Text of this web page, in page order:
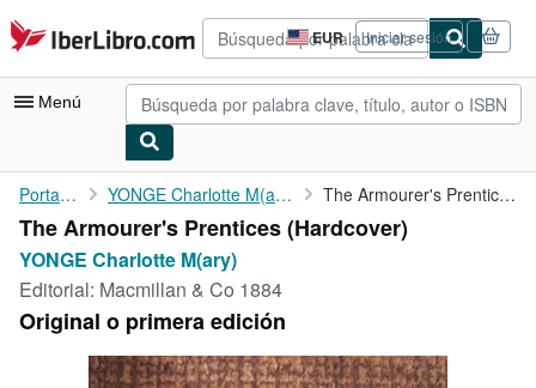
Pasar al contenido principal
IberLibro.com EUR
Preferencias
de
compra
del
Iniciar sesión
Menú
Mi cuenta
Consultar mis pedidos
Colecciones
Libros antiguos
Portada YONGE Charlotte M(ary) The Armourer's Prentices
The Armourer's Prentices (Hardcover)
YONGE Charlotte M(ary)
Editorial: Macmillan & Co 1884
Original o primera edición